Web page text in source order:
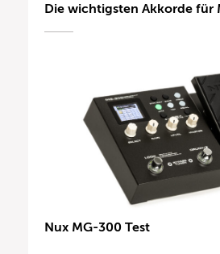
Die wichtigsten Akkorde für
Nux MG-300 Test